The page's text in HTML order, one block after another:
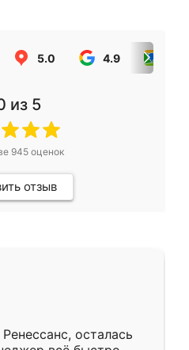
5.0 4.9
из 5
945оценок
отзыв
осталась